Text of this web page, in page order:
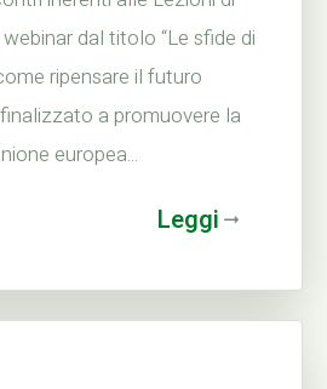
dal titolo “Le sfide di
ripensare il futuro
a promuovere la
europea...
Leggi